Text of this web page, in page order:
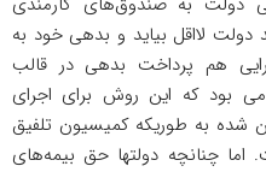
لااقل بیاید و بدهی خود به
هم پرداخت بدهی در قالب
می بود که این روش برای اجرای
بودجه ۱۴۰۳ هم گفتن شده به طوریکه کمیسیون تلفیق
چنانچه دولتها حق بیمه‌های